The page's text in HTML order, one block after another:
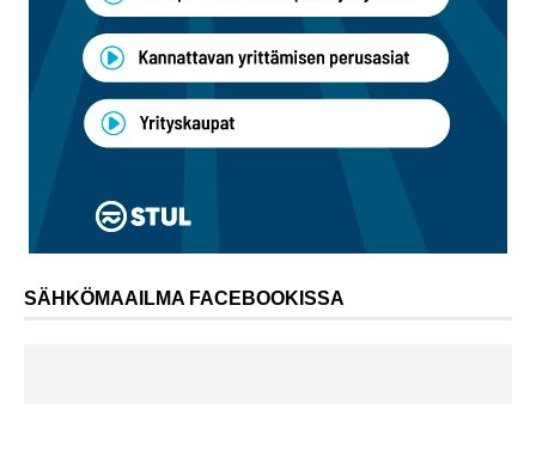
SÄHKÖMAAILMA FACEBOOKISSA